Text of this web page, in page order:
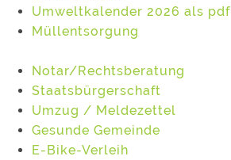
Umweltkalender 2026 als pdf
Müllentsorgung
Notar/Rechtsberatung
Staatsbürgerschaft
Umzug / Meldezettel
Gesunde Gemeinde
E-Bike-Verleih